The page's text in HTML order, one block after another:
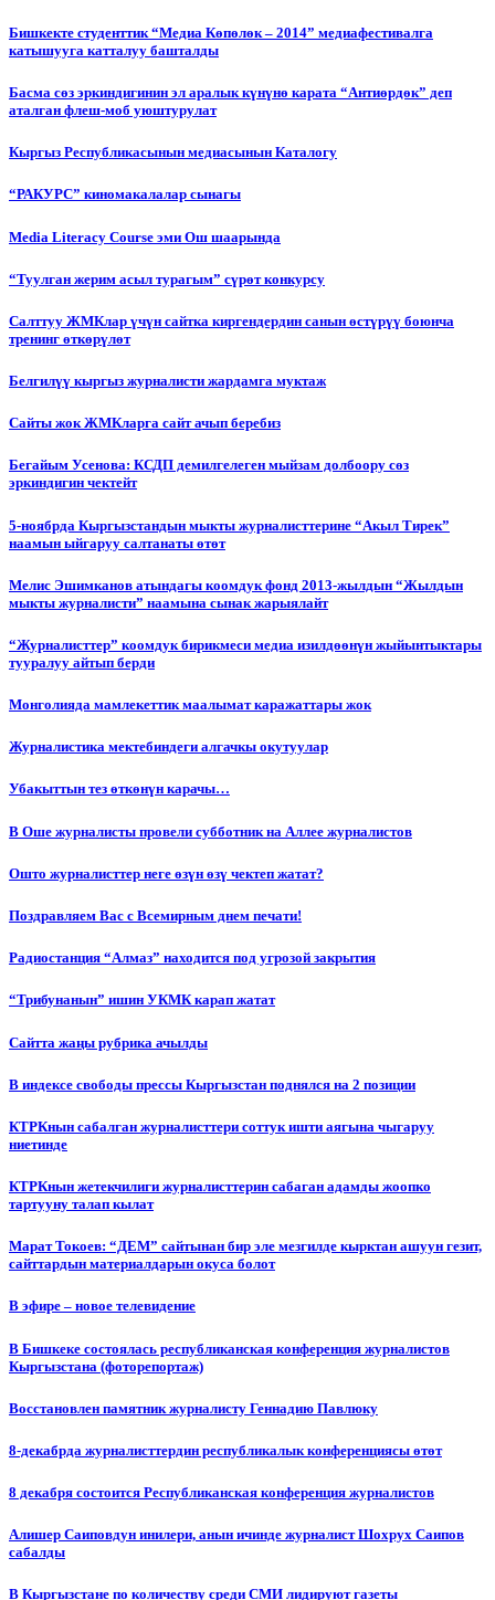
Бишкекте студенттик “Медиа Көпөлөк – 2014” медиафестивалга
катышууга катталуу башталды
Басма сөз эркиндигинин эл аралык күнүнө карата “Антиөрдөк” деп
аталган флеш-моб уюштурулат
Кыргыз Республикасынын медиасынын Каталогу
“РАКУРС” киномакалалар сынагы
Media Literacy Сourse эми Ош шаарында
“Туулган жерим асыл турагым” сүрөт конкурсу
Салттуу ЖМКлар үчүн сайтка киргендердин санын өстүрүү боюнча
тренинг өткөрүлөт
Белгилүү кыргыз журналисти жардамга муктаж
Сайты жок ЖМКларга сайт ачып беребиз
Бегайым Усенова: КСДП демилгелеген мыйзам долбоору сөз
эркиндигин чектейт
5-ноябрда Кыргызстандын мыкты журналисттерине “Акыл Тирек”
наамын ыйгаруу салтанаты өтөт
Мелис Эшимканов атындагы коомдук фонд 2013-жылдын “Жылдын
мыкты журналисти” наамына сынак жарыялайт
“Журналисттер” коомдук бирикмеси медиа изилдөөнүн жыйынтыктары
тууралуу айтып берди
Монголияда мамлекеттик маалымат каражаттары жок
Журналистика мектебиндеги алгачкы окутуулар
Убакыттын тез өткөнүн карачы…
В Оше журналисты провели субботник на Аллее журналистов
Ошто журналисттер неге өзүн өзү чектеп жатат?
Поздравляем Вас с Всемирным днем печати!
Радиостанция “Алмаз” находится под угрозой закрытия
“Трибунанын” ишин УКМК карап жатат
Сайтта жаңы рубрика ачылды
В индексе свободы прессы Кыргызстан поднялся на 2 позиции
КТРКнын сабалган журналисттери соттук ишти аягына чыгаруу
ниетинде
КТРКнын жетекчилиги журналисттерин сабаган адамды жоопко
тартууну талап кылат
Марат Токоев: “ДЕМ” сайтынан бир эле мезгилде кырктан ашуун гезит,
сайттардын материалдарын окуса болот
В эфире – новое телевидение
В Бишкеке состоялась республиканская конференция журналистов
Кыргызстана (фоторепортаж)
Восстановлен памятник журналисту Геннадию Павлюку
8-декабрда журналисттердин республикалык конференциясы өтөт
8 декабря состоится Республиканская конференция журналистов
Алишер Саиповдун инилери, анын ичинде журналист Шохрух Саипов
сабалды
В Кыргызстане по количеству среди СМИ лидируют газеты